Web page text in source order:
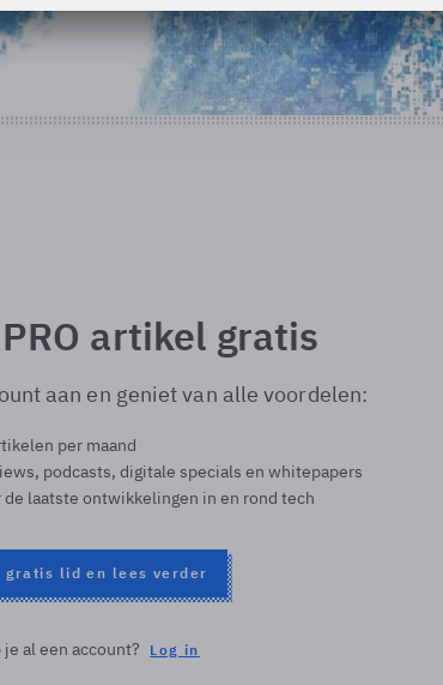
artikel gratis
aan en geniet van alle voordelen:
per maand
podcasts, digitale specials en whitepapers
laatste ontwikkelingen in en rond tech
gratis lid en lees verder
je al een account? Log in